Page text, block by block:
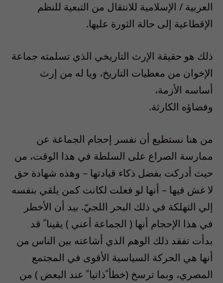
العربية / الإسلامية للانتقال من التبعية للنظم
الإقطاعية إلى حالة الثورة عليها.
ذلك هو حقيقة الإرث التاريخي الذي تسلمته جماعة
الإخوان من معطيات التاريخ، ويا له من إرث
أساسه الأزمة،
وفضاؤه الكارثة.
من هنا نستطيع أن نفسر إحجام الجماعة عن
ممارسة الصراع على السلطة في هذا الوقت، من
حيث أدركت بفضل ذكاء قيادتها – وهذه شهادة حق
لا غش فيها – أنها لو فعلت لكانت كمن يلقي بنفسه
إلي التهلكة في ذلك البحر اللجيّ. بيد أن الأخطر
في هذا الإحجام أنها ( الجماعة أعني ) يقينا ً قد
بدأت تفقد ذلك الوهم الذي أشاعته بين الناس من
أنها هي الحركة السياسية الأقوى في المجتمع
المصري، وبما ترسخ (خطأ ًذاتيا ً عند البعض ) من